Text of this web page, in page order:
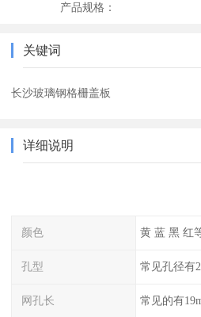
产品规格：
关键词
长沙玻璃钢格栅盖板
详细说明
颜色 黄 蓝 黑 红
孔型
网孔长